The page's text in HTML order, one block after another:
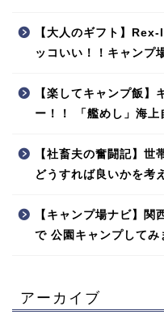
【大人のギフト】
ッコいい！！キャンプ
【楽してキャンプ飯】
ー！！ 「艦めし」海上
【社畜夫の奮闘記】
どうすれば良いかを考
【キャンプ場ナビ】
で 公園キャンプしてみ
アーカイブ